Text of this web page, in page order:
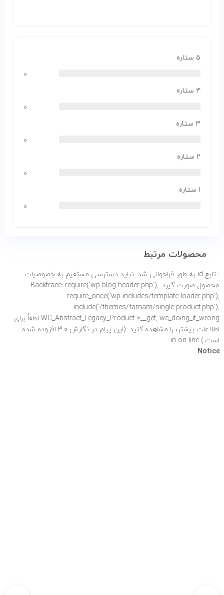
۵ ستاره
۰
۴ ستاره
۰
۳ ستاره
۰
۲ ستاره
۰
۱ ستاره
۰
محصولات مرتبط
: تابع id به طور
فراخوانی شد. نباید دسترسی مستقیم به خصوصیات
محصول صورت گیرد. Backtrace: require('wp-blog-header.php'),
require_once('wp-includes/template-loader.php'),
include('/themes/farnam/single-product.php'),
WC_Abstract_Legacy_Product->__get, wc_doing_it_wrong لطفاً برای
اطلاعات بیشتر،
را مشاهده کنید. (این پیام در نگارش 3.0 افزوده شده
است.) in on line